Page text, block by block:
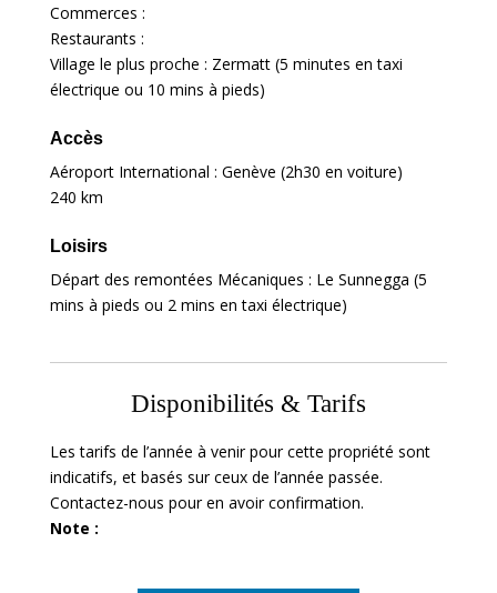
Commerces :
Restaurants :
Village le plus proche : Zermatt (5 minutes en taxi
électrique ou 10 mins à pieds)
Accès
Aéroport International : Genève (2h30 en voiture)
240 km
Loisirs
Départ des remontées Mécaniques : Le Sunnegga (5
mins à pieds ou 2 mins en taxi électrique)
Disponibilités & Tarifs
Les tarifs de l’année à venir pour cette propriété sont
indicatifs, et basés sur ceux de l’année passée.
Contactez-nous pour en avoir confirmation.
Note :